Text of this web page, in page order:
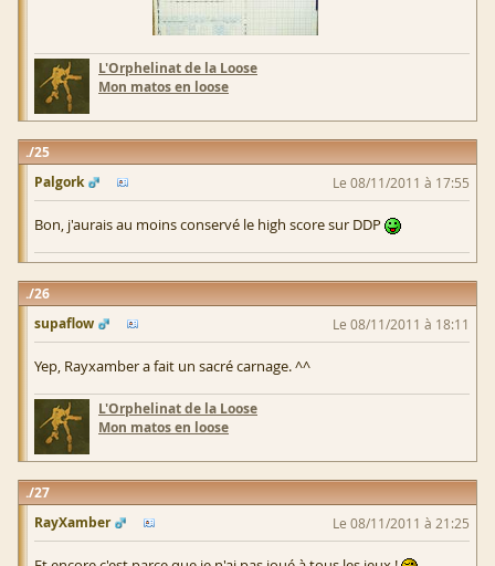
L'Orphelinat de la Loose
Mon matos en loose
25
Palgork
Le 08/11/2011 à 17:55
Bon, j'aurais au moins conservé le high score sur DDP
26
supaflow
Le 08/11/2011 à 18:11
Yep, Rayxamber a fait un sacré carnage. ^^
L'Orphelinat de la Loose
Mon matos en loose
27
RayXamber
Le 08/11/2011 à 21:25